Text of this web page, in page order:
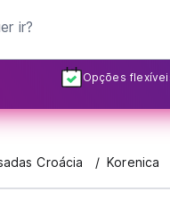
ir?
Opções
Croácia Korenica